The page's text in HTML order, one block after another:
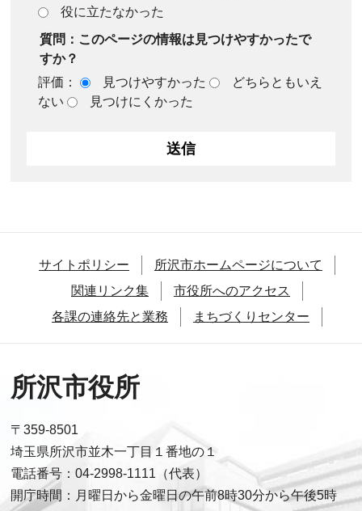
役に立たなかった
質問：このページの情報は見つけやすかったで
すか？
評価：
見つけやすかった
どちらともいえ
ない
見つけにくかった
サイトポリシー
所沢市ホームページについて
関連リンク集
市役所へのアクセス
各課の連絡先と業務
まちづくりセンター
所沢市役所
〒359-8501
埼玉県所沢市並木一丁目１番地の１
電話番号：04-2998-1111（代表）
開庁時間：月曜日から金曜日の午前8時30分から午後5時